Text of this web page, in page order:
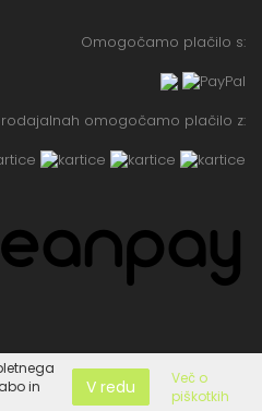
Omogočamo plačilo s:
omogočamo plačilo z:
trgovine
in
V redu
Več o
piškotkih